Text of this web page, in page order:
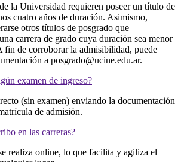
la Universidad requieren poseer un título de
cuatro años de duración. Asimismo,
otros títulos de posgrado que
carrera de grado cuya duración sea menor
fin de corroborar la admisibilidad, puede
a posgrado@ucine.edu.ar.
examen de ingreso?
(sin examen) enviando la documentación
de admisión.
en las carreras?
realiza online, lo que facilita y agiliza el